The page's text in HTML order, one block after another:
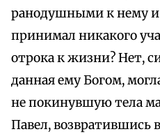
ранодушными к нему и
принимал никакого
отрока к жизни? Нет,
данная ему Богом,
не покинувшую тела
Павел, возвратившись